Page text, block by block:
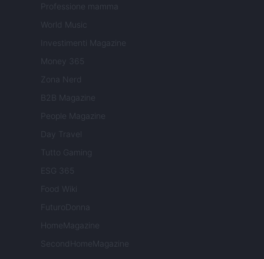
Professione mamma
World Music
Investimenti Magazine
Money 365
Zona Nerd
B2B Magazine
People Magazine
Day Travel
Tutto Gaming
ESG 365
Food Wiki
FuturoDonna
HomeMagazine
SecondHomeMagazine